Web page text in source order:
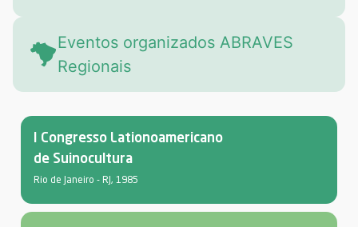
Eventos organizados ABRAVES
Regionais
I Congresso Lationoamericano
de Suinocultura
Rio de Janeiro - RJ, 1985